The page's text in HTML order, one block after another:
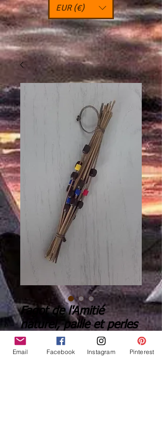
EUR (€)
Fagot de l'Amitié
naturel, paille et perles
bois - ref FB 13
17,00 €Prix
Email Facebook Instagram Pinterest